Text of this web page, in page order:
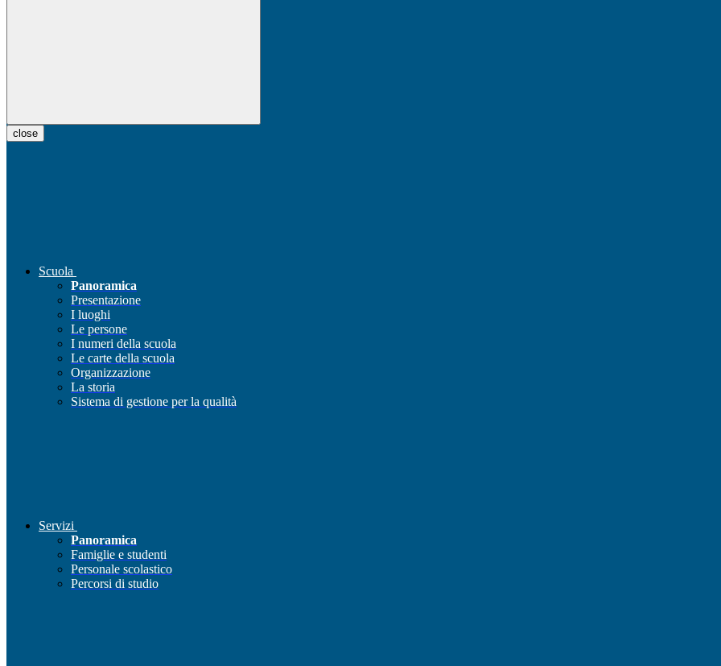
close
Scuola
Panoramica
Presentazione
I luoghi
Le persone
I numeri della scuola
Le carte della scuola
Organizzazione
La storia
Sistema di gestione per la qualità
Servizi
Panoramica
Famiglie e studenti
Personale scolastico
Percorsi di studio